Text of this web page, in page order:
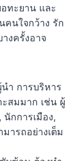
ทะยาน และ
คนใจกว้าง รัก
งครั้งอาจ
ำ การบริหาร
ะสมมาก เช่น ผู้
กการเมือง,
ารถอย่างเต็ม